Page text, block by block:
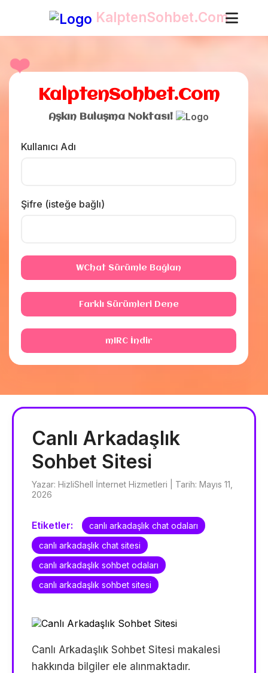
KalptenSohbet.Com
❤️
KalptenSohbet.Com
Aşkın Buluşma Noktası!
Kullanıcı Adı
Şifre (isteğe bağlı)
WChat Sürümle Bağlan
Farklı Sürümleri Dene
mIRC İndir
Canlı Arkadaşlık
Sohbet Sitesi
Yazar: HizliShell İnternet Hizmetleri | Tarih: Mayıs 11,
2026
Etiketler:
canlı arkadaşlık chat odaları
canlı arkadaşlık chat sitesi
canlı arkadaşlık sohbet odaları
canlı arkadaşlık sohbet sitesi
Canlı Arkadaşlık Sohbet Sitesi makalesi
hakkında bilgiler ele alınmaktadır.